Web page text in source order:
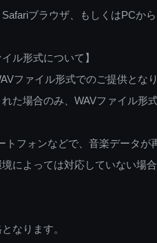
ブラウザ、もしくはPCか
ル形式について】
ファイル形式でのご提供となり
た場合のみ、WAVファイル形
フォンなどで、音楽データが
によっては対応していない場合
なります。